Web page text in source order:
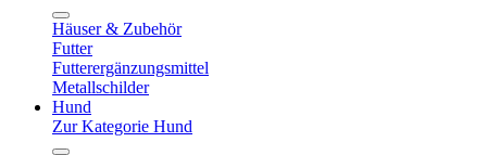
Häuser & Zubehör
Futter
Futterergänzungsmittel
Metallschilder
Hund
Zur Kategorie Hund